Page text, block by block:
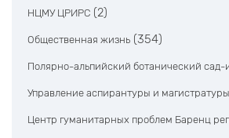
НЦМУ ЦРИРС (2)
Общественная жизнь (354)
Полярно-альпийский ботанический сад-
Управление аспирантуры и магистратуры
Центр гуманитарных проблем Баренц